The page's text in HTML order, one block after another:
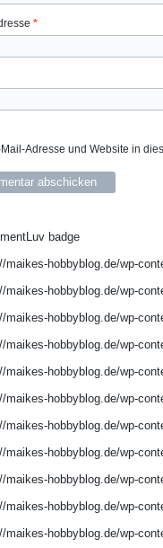
*
Mail-Adresse und Website in